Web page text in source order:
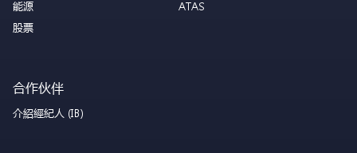
能源
股票
ATAS
合作伙伴
介紹經紀人 (IB)